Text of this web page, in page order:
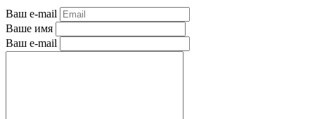
Ваш e-mail
Ваше имя
Ваш e-mail